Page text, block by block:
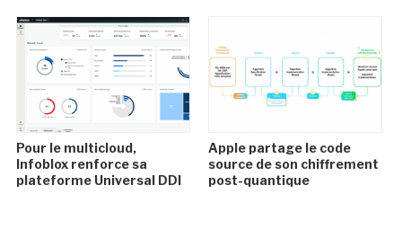
Pour le multicloud,
Infoblox renforce sa
plateforme Universal DDI
Apple partage le code
source de son chiffrement
post-quantique